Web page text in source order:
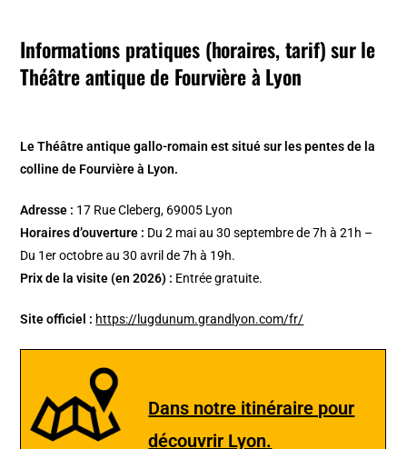
Informations pratiques (horaires, tarif) sur le
Théâtre antique de Fourvière à Lyon
Le Théâtre antique gallo-romain est situé sur les pentes de la
colline de Fourvière à Lyon.
Adresse : 17 Rue Cleberg, 69005 Lyon
Horaires d’ouverture : Du 2 mai au 30 septembre de 7h à 21h –
Du 1er octobre au 30 avril de 7h à 19h.
Prix de la visite (en 2026) : Entrée gratuite.
Site officiel : https://lugdunum.grandlyon.com/fr/
Dans notre itinéraire pour
découvrir Lyon.